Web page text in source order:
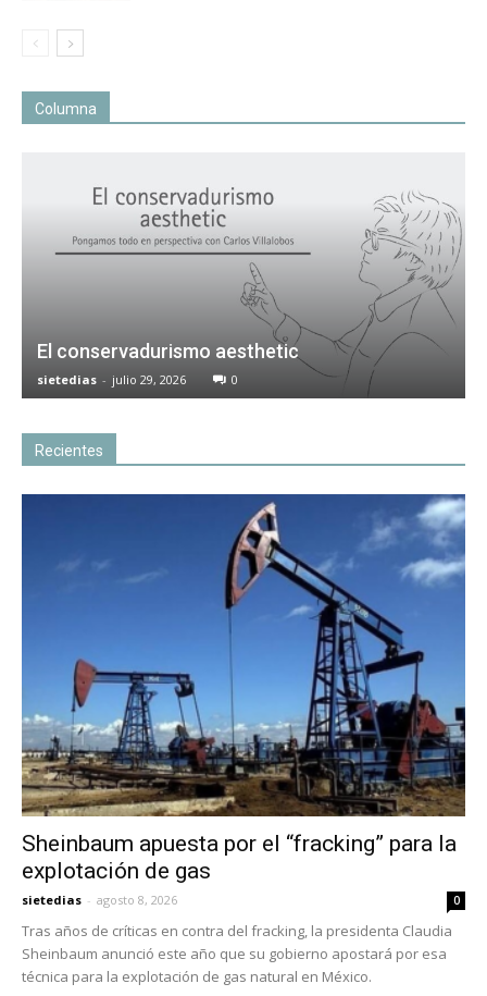
Columna
El conservadurismo aesthetic
sietedias - julio 29, 2026 0
Recientes
Sheinbaum apuesta por el “fracking” para la
explotación de gas
sietedias - agosto 8, 2026 0
Tras años de críticas en contra del fracking, la presidenta Claudia
Sheinbaum anunció este año que su gobierno apostará por esa
técnica para la explotación de gas natural en México.